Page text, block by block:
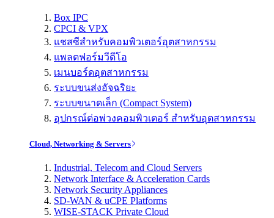
Box IPC
CPCI & VPX
แชสซีสำหรับคอมพิวเตอร์อุตสาหกรรม
แพลตฟอร์มวีดีโอ
เมนบอร์ดอุตสาหกรรม
ระบบขนส่งอัจฉริยะ
ระบบขนาดเล็ก (Compact System)
อุปกรณ์ต่อพ่วงคอมพิวเตอร์ สำหรับอุตสาหกรรม
Cloud, Networking & Servers
Industrial, Telecom and Cloud Servers
Network Interface & Acceleration Cards
Network Security Appliances
SD-WAN & uCPE Platforms
WISE-STACK Private Cloud